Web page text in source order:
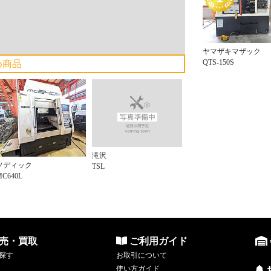
商品
ディック
滝沢
TSL
ヤマザキマザック
QTS-150S
・買取
す
ご利用ガイド
お取引について
使い方ガイド